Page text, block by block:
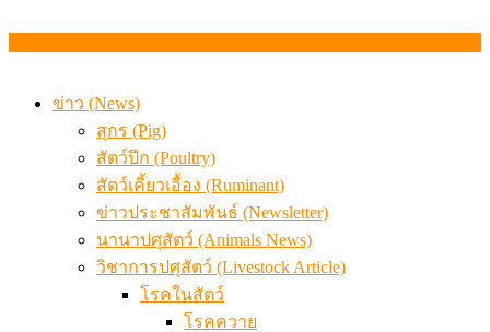
ข่าว (News)
สุกร (Pig)
สัตว์ปีก (Poultry)
สัตว์เคี้ยวเอื้อง (Ruminant)
ข่าวประชาสัมพันธ์ (Newsletter)
นานาปศุสัตว์ (Animals News)
วิชาการปศุสัตว์ (Livestock Article)
โรคในสัตว์
โรคควาย